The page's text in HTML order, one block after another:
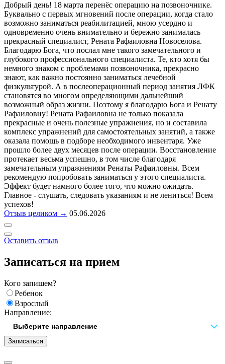
Добрый день! 18 марта перенёс операцию на позвоночнике.
Буквально с первых мгновений после операции, когда стало
возможно заниматься реабилитацией, мною усердно и
одновременно очень внимательно и бережно занималась
прекрасный специалист, Рената Рафаиловна Новоселова.
Благодарю Бога, что послал мне такого замечательного и
глубокого профессионального специалиста. Те, кто хотя бы
немного знаком с проблемами позвоночника, прекрасно
знают, как важно постоянно заниматься лечебной
физкультурой. А в послеоперационный период занятия ЛФК
становятся во многом определяющими дальнейший
возможный образ жизни. Поэтому я благодарю Бога и Ренату
Рафаиловну! Рената Рафаиловна не только показала
прекрасные и очень полезные упражнения, но и составила
комплекс упражнений для самостоятельных занятий, а также
оказала помощь в подборе необходимого инвентаря. Уже
прошло более двух месяцев после операции. Восстановление
протекает весьма успешно, в том числе благодаря
замечательным упражнениям Ренаты Рафаиловны. Всем
рекомендую попробовать заниматься у этого специалиста.
Эффект будет намного более того, что можно ожидать.
Главное - слушать, следовать указаниям и не лениться! Всем
успехов!
Отзыв целиком → 05.06.2026
Оставить отзыв
Записаться на прием
Кого запишем?
Ребенок
Взрослый
Направление:
Записаться